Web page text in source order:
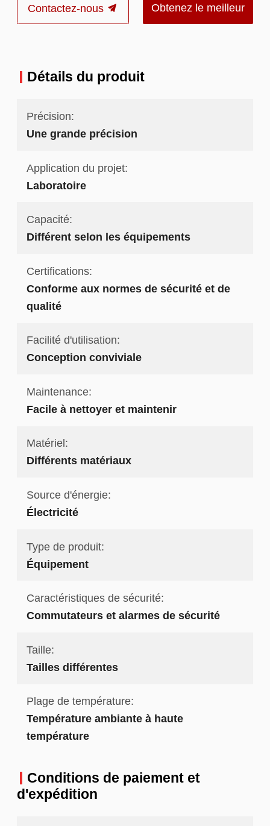
Contactez-nous Obtenez le meilleur
Détails du produit
Précision:
Une grande précision
Application du projet:
Laboratoire
Capacité:
Différent selon les équipements
Certifications:
Conforme aux normes de sécurité et de
qualité
Facilité d'utilisation:
Conception conviviale
Maintenance:
Facile à nettoyer et maintenir
Matériel:
Différents matériaux
Source d'énergie:
Électricité
Type de produit:
Équipement
Caractéristiques de sécurité:
Commutateurs et alarmes de sécurité
Taille:
Tailles différentes
Plage de température:
Température ambiante à haute
température
Conditions de paiement et
d'expédition